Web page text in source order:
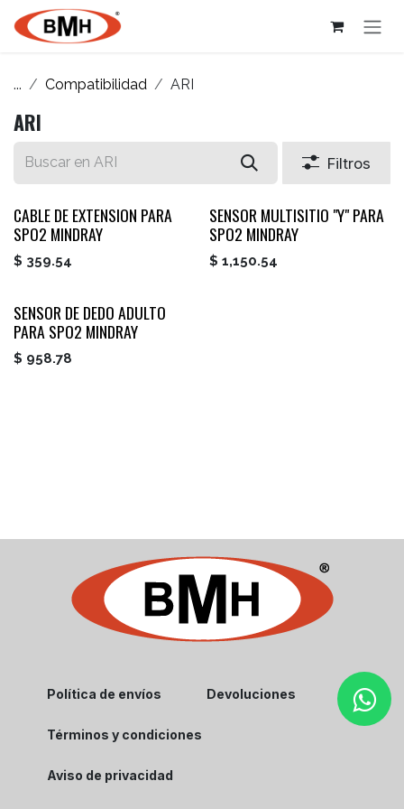
Ir al contenido
... Compatibilidad ARI
ARI
Filtros
CABLE DE EXTENSION PARA
SPO2 MINDRAY
$ 359.54
SENSOR MULTISITIO "Y" PARA
SPO2 MINDRAY
$ 1,150.54
SENSOR DE DEDO ADULTO
PARA SPO2 MINDRAY
$ 958.78
Política de envíos Devoluciones
Términos y condiciones
Aviso de privacidad